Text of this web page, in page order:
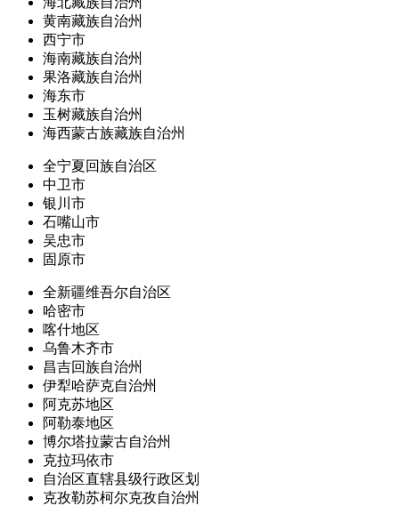
黄南藏族自治州
西宁市
海南藏族自治州
果洛藏族自治州
海东市
玉树藏族自治州
海西蒙古族藏族自治州
全宁夏回族自治区
中卫市
银川市
石嘴山市
吴忠市
固原市
全新疆维吾尔自治区
哈密市
喀什地区
乌鲁木齐市
昌吉回族自治州
伊犁哈萨克自治州
阿克苏地区
阿勒泰地区
博尔塔拉蒙古自治州
克拉玛依市
自治区直辖县级行政区划
克孜勒苏柯尔克孜自治州